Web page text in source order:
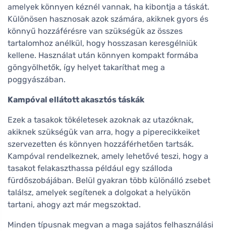
amelyek könnyen kéznél vannak, ha kibontja a táskát.
Különösen hasznosak azok számára, akiknek gyors és
könnyű hozzáférésre van szükségük az összes
tartalomhoz anélkül, hogy hosszasan keresgélniük
kellene. Használat után könnyen kompakt formába
göngyölhetők, így helyet takaríthat meg a
poggyászában.
Kampóval ellátott akasztós táskák
Ezek a tasakok tökéletesek azoknak az utazóknak,
akiknek szükségük van arra, hogy a piperecikkeiket
szervezetten és könnyen hozzáférhetően tartsák.
Kampóval rendelkeznek, amely lehetővé teszi, hogy a
tasakot felakaszthassa például egy szálloda
fürdőszobájában. Belül gyakran több különálló zsebet
találsz, amelyek segítenek a dolgokat a helyükön
tartani, ahogy azt már megszoktad.
Minden típusnak megvan a maga sajátos felhasználási